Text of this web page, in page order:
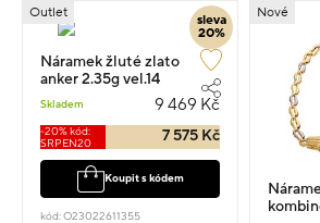
sleva
20%
Outlet
Náramek žluté zlato
anker 2.35g vel.14
Skladem 9 469 Kč
-20% kód:
SRPEN20
7 575 Kč
Koupit s kódem
kód: O23022611355
Nové